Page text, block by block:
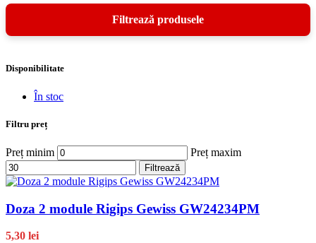
Disponibilitate
În stoc
Filtru preț
Preț minim Preț maxim
Filtrează
Doza 2 module Rigips Gewiss GW24234PM
5,30 lei